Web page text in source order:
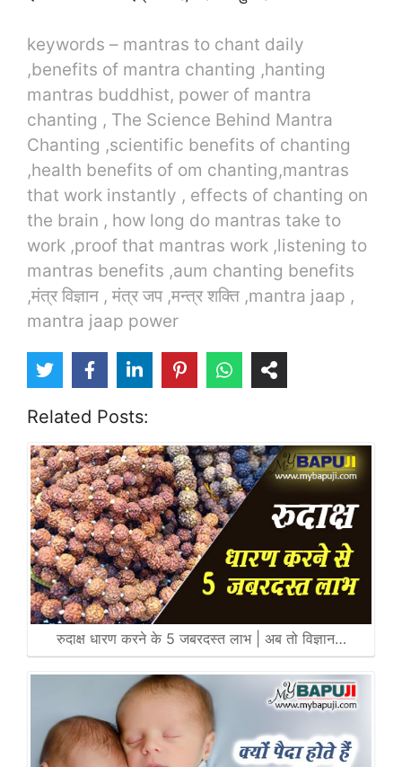
keywords – mantras to chant daily
,benefits of mantra chanting ,hanting
mantras buddhist, power of mantra
chanting , The Science Behind Mantra
Chanting ,scientific benefits of chanting
,health benefits of om chanting,mantras
that work instantly , effects of chanting on
the brain , how long do mantras take to
work ,proof that mantras work ,listening to
mantras benefits ,aum chanting benefits
,मंत्र विज्ञान , मंत्र जप ,मन्त्र शक्ति ,mantra jaap ,
mantra jaap power
Related Posts:
रुदाक्ष धारण करने के 5 जबरदस्त लाभ | अब तो विज्ञान…